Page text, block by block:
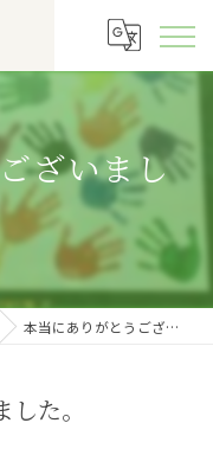
ざいまし
本当にありがとうございました。
た。